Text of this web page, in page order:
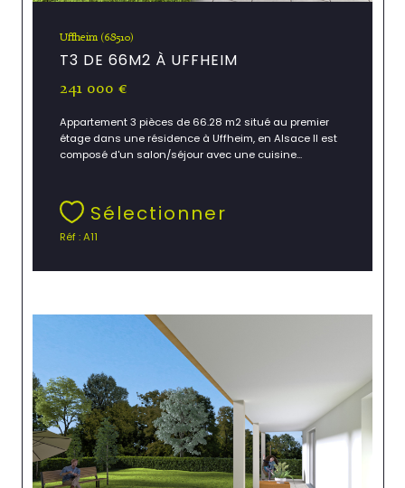
Uffheim (68510)
T3 DE 66M2 À UFFHEIM
241 000 €
Appartement 3 pièces de 66.28 m2 situé au premier
étage dans une résidence à Uffheim, en Alsace Il est
composé d'un salon/séjour avec une cuisine...
Sélectionner
Réf : A11